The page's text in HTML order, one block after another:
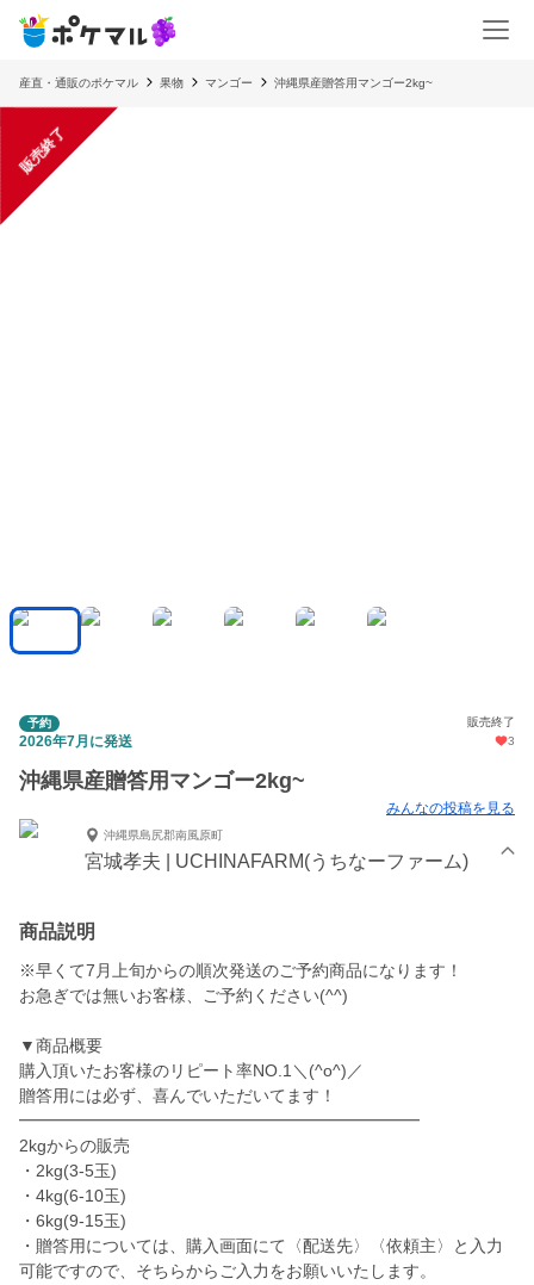
産直・通販のポケマル 果物 マンゴー 沖縄県産贈答用マンゴー2kg~
販売終了
予約 販売終了
2026年7月に発送 3
沖縄県産贈答用マンゴー2kg~
みんなの投稿を見る
沖縄県島尻郡南風原町
宮城孝夫 | UCHINAFARM(うちなーファーム)
商品説明
※早くて7月上旬からの順次発送のご予約商品になります！
お急ぎでは無いお客様、ご予約ください(^^)
▼商品概要
購入頂いたお客様のリピート率NO.1＼(^o^)／
贈答用には必ず、喜んでいただいてます！
━━━━━━━━━━━━━━━━━━━━━━━━
2kgからの販売
・2kg(3-5玉)
・4kg(6-10玉)
・6kg(9-15玉)
・贈答用については、購入画面にて〈配送先〉〈依頼主〉と入力
可能ですので、そちらからご入力をお願いいたします。